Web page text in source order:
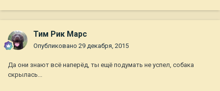
Тим Рик Марс
Опубликовано 29 декабря, 2015
Да они знают всё наперёд, ты ещё подумать не успел, собака
скрылась...